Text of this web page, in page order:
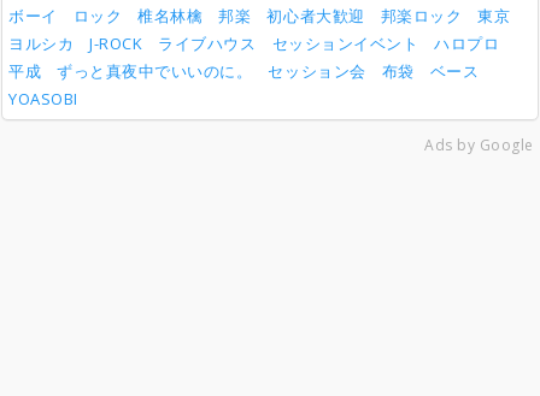
ボーイ
ロック 椎名林檎 邦楽 初心者大歓迎 邦楽ロック
東京
ヨルシカ
J-ROCK ライブハウス セッションイベント
ハロプロ
平成
ずっと真夜中でいいのに。 セッション会 布袋
ベース
YOASOBI
Ads by Google